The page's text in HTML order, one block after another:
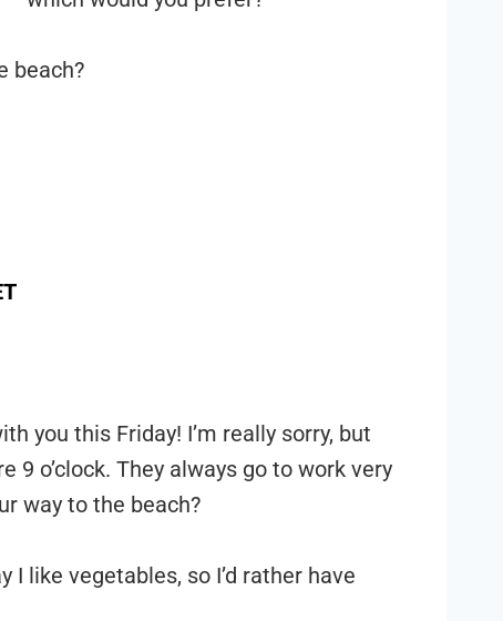
beach?
you this Friday! I’m really sorry, but
9 o’clock. They always go to work very
way to the beach?
I like vegetables, so I’d rather have